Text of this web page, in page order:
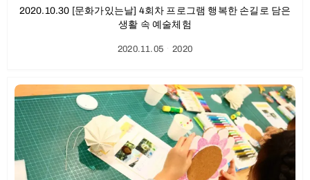
2020.10.30 [문화가있는날] 4회차 프로그램 행복한 손길로 담은
생활 속 예술체험
2020.11.05ㆍ2020